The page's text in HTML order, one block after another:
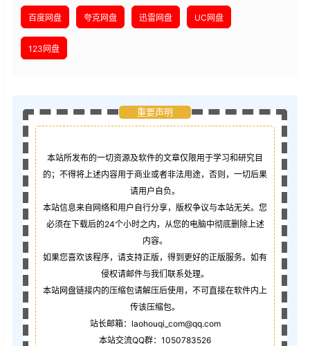
百度网盘 夸克网盘 迅雷网盘 UC网盘
123网盘
重要声明
本站所发布的一切资源及软件的文章仅限用于学习和研究目
的；不得将上述内容用于商业或者非法用途，否则，一切后果
请用户自负。
本站信息来自网络和用户自行分享，版权争议与本站无关。您
必须在下载后的24个小时之内，从您的电脑中彻底删除上述
内容。
如果您喜欢该程序，请支持正版，得到更好的正版服务。如有
侵权请邮件与我们联系处理。
本站网盘链接内的压缩包请解压后使用，不可直接在软件内上
传该压缩包。
站长邮箱：laohouqi_com@qq.com
本站交流QQ群：1050783526